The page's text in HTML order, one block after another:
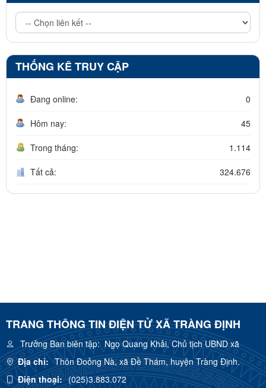
THỐNG KÊ TRUY CẬP
Đang online: 0
Hôm nay: 45
Trong tháng: 1.114
Tất cả: 324.676
TRANG THÔNG TIN ĐIỆN TỬ XÃ TRÀNG ĐỊNH
Trưởng Ban biên tập:Ngọ Quang Khải, Chủ tịch UBND xã
Địa chỉ: Thôn Đoỏng Nà, xã Đề Thám, huyện Tràng Định.
Điện thoại: (025)3.883.072